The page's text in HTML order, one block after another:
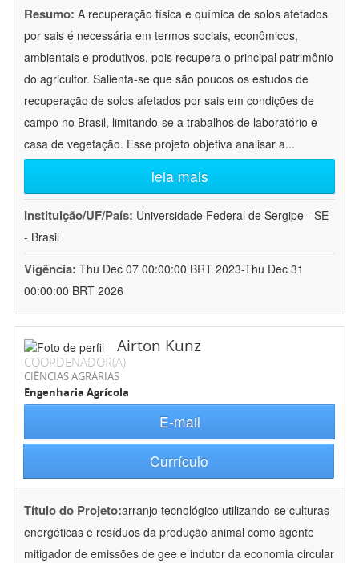
Resumo: A recuperação física e química de solos afetados
por sais é necessária em termos sociais, econômicos,
ambientais e produtivos, pois recupera o principal patrimônio
do agricultor. Salienta-se que são poucos os estudos de
recuperação de solos afetados por sais em condições de
campo no Brasil, limitando-se a trabalhos de laboratório e
casa de vegetação. Esse projeto objetiva analisar a...
leia mais
Instituição/UF/País: Universidade Federal de Sergipe - SE
- Brasil
Vigência: Thu Dec 07 00:00:00 BRT 2023-Thu Dec 31
00:00:00 BRT 2026
Airton Kunz
COORDENADOR(A)
CIÊNCIAS AGRÁRIAS
Engenharia Agrícola
E-mail
Currículo
Título do Projeto:arranjo tecnológico utilizando-se culturas
energéticas e resíduos da produção animal como agente
mitigador de emissões de gee e indutor da economia circular